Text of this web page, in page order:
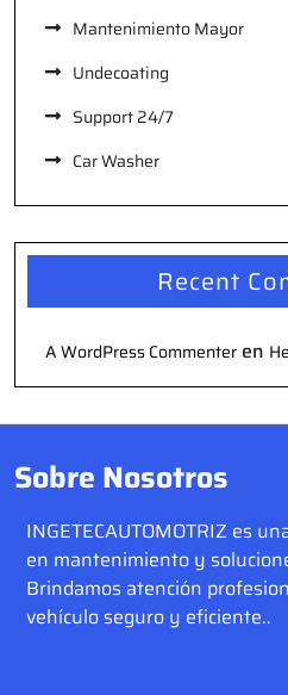
Mantenimiento Mayor
Undecoating
Support 24/7
Car Washer
Recent
A WordPress Commenter en
Sobre Nosotros
INGETECAUTOMOTRIZ es
en mantenimiento y
Brindamos atención
vehículo seguro y eficiente..